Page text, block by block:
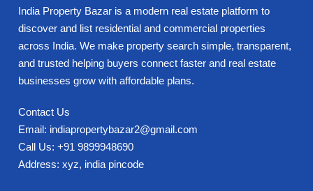
India Property Bazar is a modern real estate platform to
discover and list residential and commercial properties
across India. We make property search simple, transparent,
and trusted helping buyers connect faster and real estate
businesses grow with affordable plans.
Contact Us
Email: indiapropertybazar2@gmail.com
Call Us: +91 9899948690
Address: xyz, india pincode